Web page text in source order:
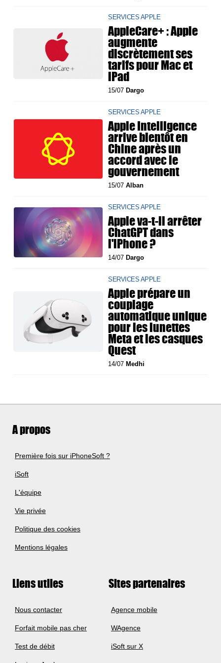
SERVICES APPLE
AppleCare+ : Apple
augmente
discrètement ses
tarifs pour Mac et
iPad
15/07 Dargo
SERVICES APPLE
Apple Intelligence
arrive bientôt en
Chine après un
accord avec le
gouvernement
15/07Alban
SERVICES APPLE
Apple va-t-il arrêter
ChatGPT dans
l'iPhone ?
14/07 Dargo
SERVICES APPLE
Apple prépare un
couplage
automatique unique
pour les lunettes
Meta et les casques
Quest
14/07 Medhi
A propos
Première fois sur iPhoneSoft ?
iSoft
L'équipe
Vie privée
Politique des cookies
Mentions légales
Liens utiles
Nous contacter
Forfait mobile pas cher
Test de débit
Sites partenaires
Agence mobile
WAgence
iSoft sur X